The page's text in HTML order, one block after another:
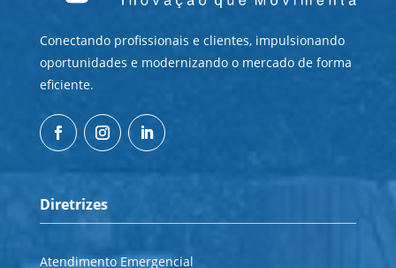
Conectando profissionais e clientes, impulsionando
oportunidades e modernizando o mercado de forma
eficiente.
Diretrizes
Atendimento Emergencial